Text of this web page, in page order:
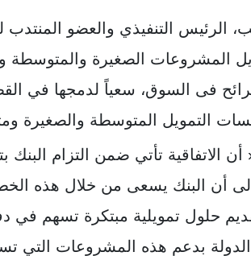
الرئيس التنفيذي والعضو المنتدب
المشروعات الصغيرة والمتوسطة
فى السوق، سعياً لدمجها في
التمويل المتوسطة والصغيرة
الاتفاقية تأتي ضمن التزام البنك
أن البنك يسعى من خلال هذه
حلول تمويلية مبتكرة تسهم في
بدعم هذه المشروعات